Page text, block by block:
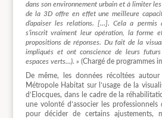
dans son environnement urbain et à limiter les
de la 3D offre en effet une meilleure
d’apaiser les relations. […]. Cela a permis
s’inscrit vraiment leur opération, la forme
propositions de réponses. Du fait de la
impliqués et ont conscience de leurs futurs
espaces verts…). » (Chargé de programmes
De même, les données récoltées
Métropole Habitat sur l’usage de la
d’Elocques, dans le cadre de la
une volonté d’associer les
pour décider de certains ajustements,